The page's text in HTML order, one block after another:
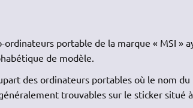
ordinateurs portable de la marque « MSI »
de modèle.
des ordinateurs portables où le nom
trouvables sur le sticker situé